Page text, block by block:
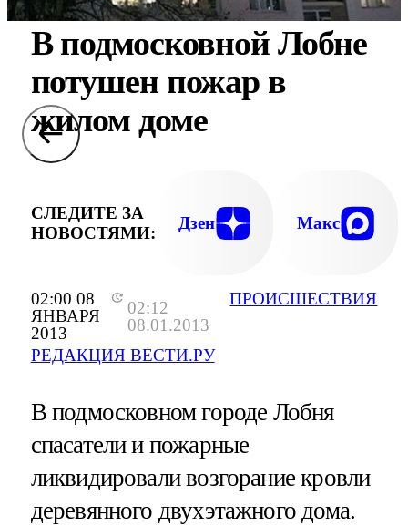
02:00 08
ЯНВАРЯ
2013
02:12
08.01.2013
РЕДАКЦИЯ ВЕСТИ.РУ
ПРОИСШЕСТВИЯ
В подмосковной Лобне
потушен пожар в
жилом доме
СЛЕДИТЕ ЗА
НОВОСТЯМИ:
Дзен Макс
В подмосковном городе Лобня
спасатели и пожарные
ликвидировали возгорание кровли
деревянного двухэтажного дома.